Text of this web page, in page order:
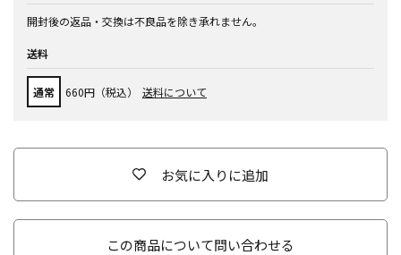
開封後の返品・交換は不良品を除き承れません。
送料
通常 660円（税込） 送料について
お気に入りに追加
この商品について問い合わせる